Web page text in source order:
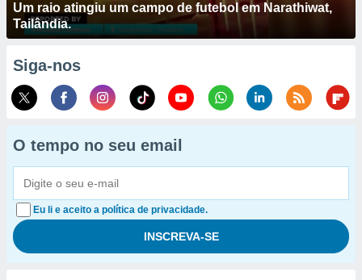
Um raio atingiu um campo de futebol em Narathiwat,
Tailândia.
Siga-nos
O tempo no seu email
Eu li e aceito a política de privacidade.